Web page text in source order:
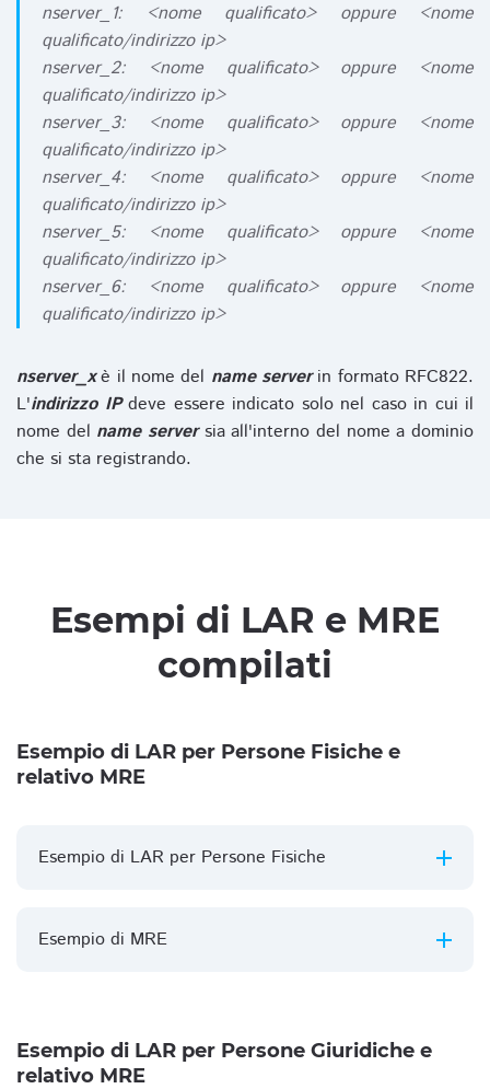
nserver_1: <nome qualificato> oppure <nome
qualificato/indirizzo ip>
nserver_2: <nome qualificato> oppure <nome
qualificato/indirizzo ip>
nserver_3: <nome qualificato> oppure <nome
qualificato/indirizzo ip>
nserver_4: <nome qualificato> oppure <nome
qualificato/indirizzo ip>
nserver_5: <nome qualificato> oppure <nome
qualificato/indirizzo ip>
nserver_6: <nome qualificato> oppure <nome
qualificato/indirizzo ip>
nserver_xè il nome del name serverin formato RFC822.
L'indirizzo IPdeve essere indicato solo nel caso in cui il
nome del name serversia all'interno del nome a dominio
che si sta registrando.
Esempi di LAR e MRE
compilati
Esempio di LAR per Persone Fisiche e
relativo MRE
Esempio di LAR per Persone Fisiche
Esempio di MRE
Esempio di LAR per Persone Giuridiche e
relativo MRE